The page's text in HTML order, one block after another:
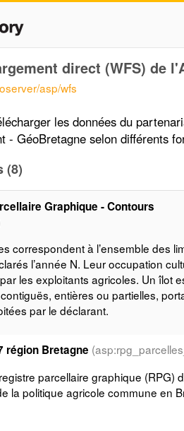
direct (WFS) de
asp/wfs
les données du
- GéoBretagne selon différents
(8)
Graphique - Contours
correspondent à l’ensemble des
l’année N. Leur occupation
les exploitants agricoles. Un îlot
entières ou partielles,
par le déclarant.
région Bretagne
parcellaire graphique (RPG)
la politique agricole commune en